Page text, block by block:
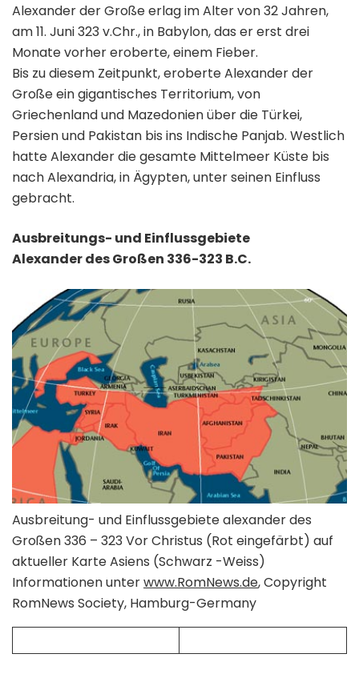
Alexander der Große erlag im Alter von 32 Jahren,
am 11. Juni 323 v.Chr., in Babylon, das er erst drei
Monate vorher eroberte, einem Fieber.
Bis zu diesem Zeitpunkt, eroberte Alexander der
Große ein gigantisches Territorium, von
Griechenland und Mazedonien über die Türkei,
Persien und Pakistan bis ins Indische Panjab. Westlich
hatte Alexander die gesamte Mittelmeer Küste bis
nach Alexandria, in Ägypten, unter seinen Einfluss
gebracht.
Ausbreitungs- und Einflussgebiete
Alexander des Großen 336-323 B.C.
Ausbreitung- und Einflussgebiete alexander des
Großen 336 – 323 Vor Christus (Rot eingefärbt) auf
aktueller Karte Asiens (Schwarz -Weiss)
Informationen unterwww.RomNews.de, Copyright
RomNews Society, Hamburg-Germany